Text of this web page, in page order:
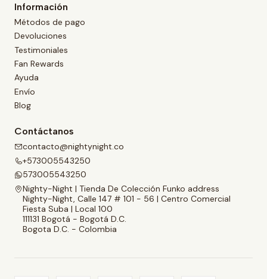
Información
Métodos de pago
Devoluciones
Testimoniales
Fan Rewards
Ayuda
Envío
Blog
Contáctanos
contacto@nightynight.co
+573005543250
573005543250
Nighty-Night | Tienda De Colección Funko address
Nighty-Night, Calle 147 # 101 - 56 | Centro Comercial
Fiesta Suba | Local 100
111131 Bogotá - Bogotá D.C.
Bogota D.C. - Colombia